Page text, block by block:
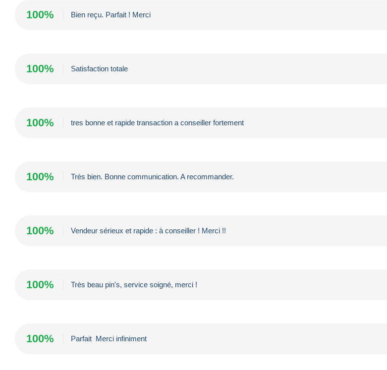
100% Bien reçu. Parfait ! Merci
100% Satisfaction totale
100% tres bonne et rapide transaction a conseiller fortement
100% Très bien. Bonne communication. A recommander.
100% Vendeur sérieux et rapide : à conseiller ! Merci !!
100% Très beau pin's, service soigné, merci !
100% Parfait ️ Merci infiniment